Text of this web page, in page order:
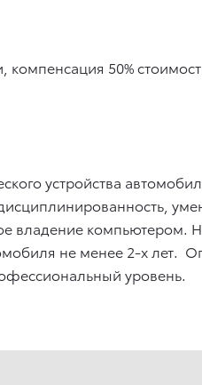
50%
устройства
владение компьютером.
не менее 2-х лет.
уровень.